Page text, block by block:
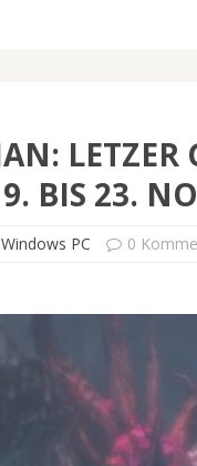
LETZER
BIS 23.
Windows PC 0